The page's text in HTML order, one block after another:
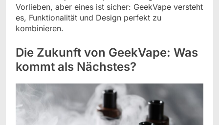
Vorlieben, aber eines ist sicher: GeekVape versteht
es, Funktionalität und Design perfekt zu
kombinieren.
Die Zukunft von GeekVape: Was
kommt als Nächstes?